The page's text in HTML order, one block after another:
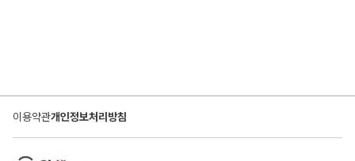
이용약관개인정보처리방침